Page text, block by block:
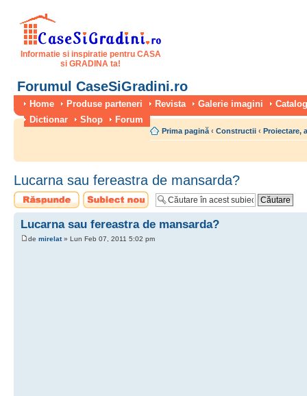
Informatie si inspiratie pentru CASA
si GRADINA ta!
Forumul CaseSiGradini.ro
Home Produse parteneri Revista Galerie imagini
Dictionar
Shop Forum
Prima pagină ‹ Constructii ‹ Proiectare,
Lucarna sau fereastra de mansarda?
Scrie un răspuns
Scrie un subiect
nou
Lucarna sau fereastra de mansarda?
de mirelat» Lun Feb 07, 2011 5:02 pm